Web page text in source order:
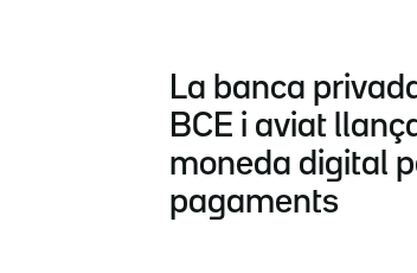
La banca
BCE i aviat
moneda digital
pagaments